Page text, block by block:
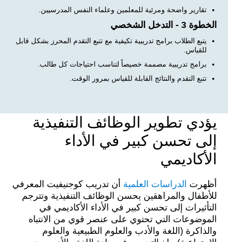
تقارير واضحة ومرئية للمعلمين وعلماء النفس المدرسيين.
الخطوة 3 - التدخل الشخصي
يتبع الطلاب برامج تدريبية تكيفية مع تتبع التقدم المحرز بشكل قابل
للقياس.
برامج تدريبية مصممة خصيصاً لتناسب احتياجات كل طالب.
تتبع التقدم والنتائج القابلة للقياس بمرور الوقت.
يؤدي تطوير الوظائف التنفيذية
إلى تحسن كبير في الأداء
الأكاديمي
أظهرت الدراسات العلمية أن تدريب كوجنيفيت المعرفي
للأطفال والمراهقين يحسن الوظائف التنفيذية وتترجم
التأثيرات إلى تحسن كبير في الأداء الأكاديمي في
الموضوعات التي تحتوي على عنصر قوي من الانتباه
والذاكرة (اللغة والأدب والعلوم الطبيعية والعلوم